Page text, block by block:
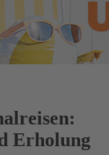
Erholung